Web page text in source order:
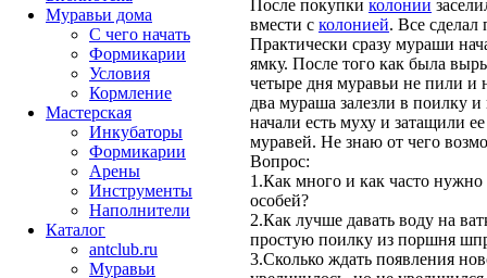
После покупки колонии
вмести с колонией. Все сделал
Практически сразу мураши
ямку. После того как была
четыре дня муравьи не пили и
два мураша залезли в поилку
начали есть муху и затащили
муравей. Не знаю от чего
Вопрос:
1.Как много и как часто
особей?
2.Как лучше давать воду на
простую поилку из поршня
3.Сколько ждать появления
Муравьи дома
С чего начать
Формикарии
Условия
Кормление
Мастерская
Инкубаторы
Формикарии
Арены
Инструменты
Наполнители
Каталог
antclub.ru
Муравьи